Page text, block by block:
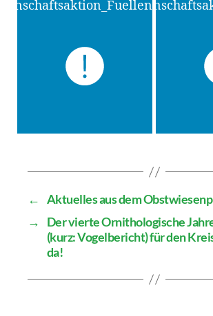
← Aktuelles aus dem
→
Der vierte Ornithologische
(kurz: Vogelbericht) für den
da!